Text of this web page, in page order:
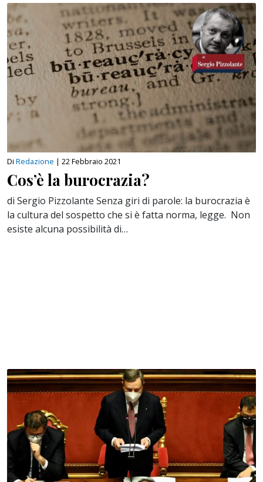
Di Redazione | 22 Febbraio 2021
Cos’è la burocrazia?
di Sergio Pizzolante Senza giri di parole: la burocrazia è
la cultura del sospetto che si è fatta norma, legge. Non
esiste alcuna possibilità di…